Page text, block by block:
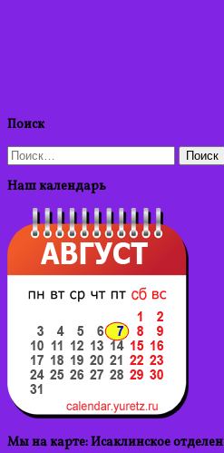
Поиск
Найти:
Наш календарь
Мы на карте: Исаклинское